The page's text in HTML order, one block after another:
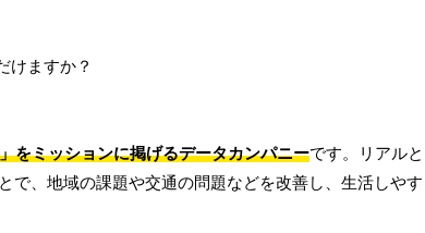
けますか？
をミッションに掲げるデータカンパニーです。リアルと
で、地域の課題や交通の問題などを改善し、生活しやす